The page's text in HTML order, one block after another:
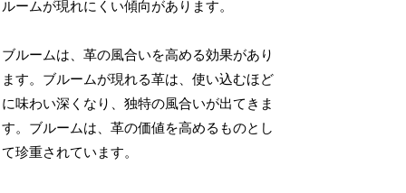
ルームが現れにくい傾向があります。
ブルームは、革の風合いを高める効果があり
ます。ブルームが現れる革は、使い込むほど
に味わい深くなり、独特の風合いが出てきま
す。ブルームは、革の価値を高めるものとし
て珍重されています。